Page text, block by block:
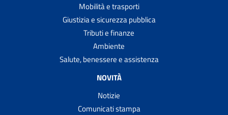
Mobilità e trasporti
Giustizia e sicurezza pubblica
Tributi e finanze
Ambiente
Salute, benessere e assistenza
NOVITÀ
Notizie
Comunicati stampa